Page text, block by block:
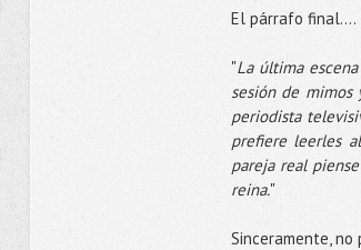
El párrafo final....
"La última
sesión de
periodista
prefiere leerles
pareja real
reina."
Sinceramente,